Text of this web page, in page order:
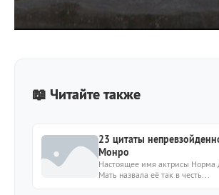
📖 Читайте также
23 цитаты
Монро
Настоящее имя актрисы Норма
Мать назвала её так в честь...